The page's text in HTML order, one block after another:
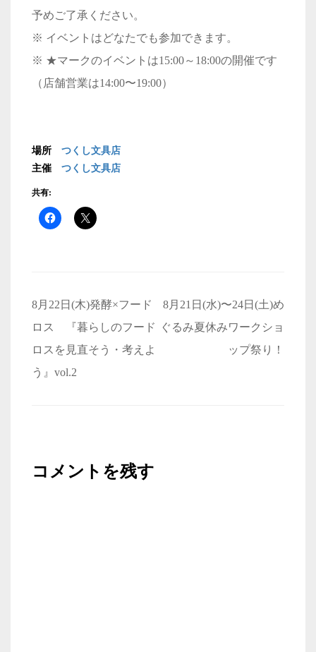
予めご了承ください。
※ イベントはどなたでも参加できます。
※ ★マークのイベントは15:00～18:00の開催です
（店舗営業は14:00〜19:00）
場所 つくし文具店
主催 つくし文具店
共有:
投
稿
ナ
ビ
ョ
8月22日(木)発酵×フード
ロス 『暮らしのフード
ロスを見直そう・考えよ
う』vol.2
8月21日(水)〜24日(土)め
ぐるみ夏休みワークショ
ップ祭り！
コメントを残す